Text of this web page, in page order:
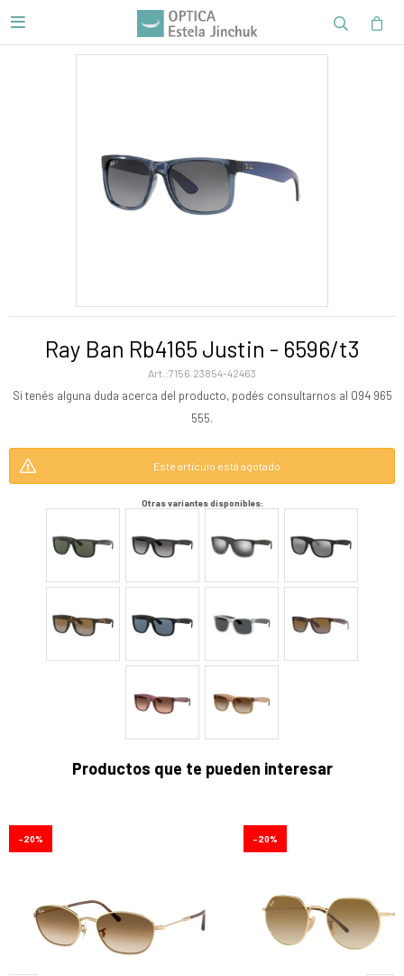

Ray Ban Rb4165 Justin - 6596/t3
7156.23854-42463
Si tenés alguna duda acerca del producto, podés consultarnos al 094 965
555.
Este artículo está agotado.
Otras variantes disponibles:
Productos que te pueden interesar
20 20